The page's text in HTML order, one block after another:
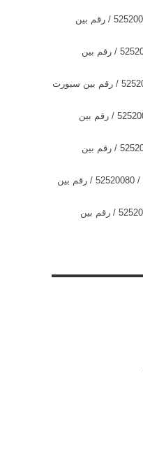
بي ان سبورت الفنطاس / 52520080 / رقم بين
بي ان سبورت الصديق / 52520080 / رقم بين
بي ان سبورت الضجيج / 52520080 / رقم بين سبورت
بي ان سبورت أبوحليفة / 52520080 / رقم بين
بي ان سبورت الخيران / 52520080 / رقم بين
بي ان سبورت أسواق القرين / 52520080 / رقم بين
بي ان سبورت المسيلة / 52520080 / رقم بين